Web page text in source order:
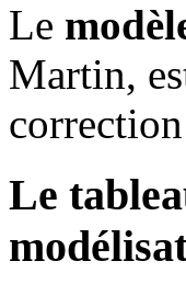
Le
Martin,
Le